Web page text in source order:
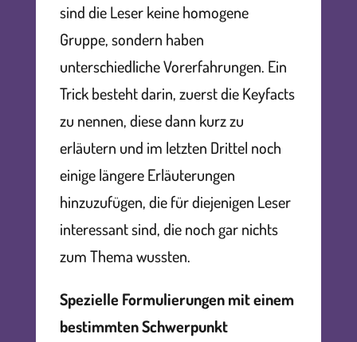
sind die Leser keine homogene
Gruppe, sondern haben
unterschiedliche Vorerfahrungen. Ein
Trick besteht darin, zuerst die Keyfacts
zu nennen, diese dann kurz zu
erläutern und im letzten Drittel noch
einige längere Erläuterungen
hinzuzufügen, die für diejenigen Leser
interessant sind, die noch gar nichts
zum Thema wussten.
Spezielle Formulierungen mit einem
bestimmten Schwerpunkt